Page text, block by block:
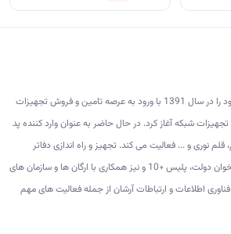
فروشگاه پاسارگادتک فعالیت خود را در سال 1391 با ورود به عرصه تامین و فروش تجهیزات
شبکه آغاز کرد. در حال حاضر به عنوان وارد کننده پد
نوری و ... فعالیت می کند. تجهیز و راه اندازی دفاتر
خدمات الکترونیک قضایی، پیشخوان دولت، پلیس +10 و نیز همکاری با ارگان ها و سازمان های
اطلاعات و ارتباطات آرشان از جمله فعالیت های مهم